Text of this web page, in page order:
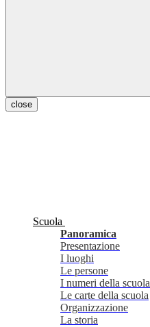
close
Scuola
Panoramica
Presentazione
I luoghi
Le persone
I numeri della scuola
Le carte della scuola
Organizzazione
La storia